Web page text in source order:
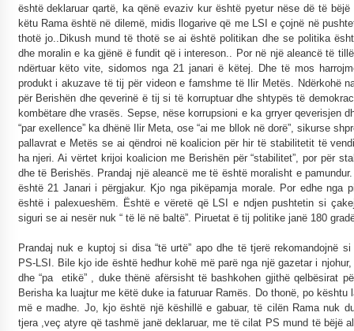
është deklaruar qartë, ka qënë evaziv kur është pyetur nëse dë të
këtu Rama është në dilemë, midis llogarive që me LSI e çojnë në
thotë jo..Dikush mund të thotë se ai është politikan dhe se politika
dhe moralin e ka gjënë ë fundit që i intereson.. Por në një aleancë të
ndërtuar këto vite, sidomos nga 21 janari ë këtej. Dhe të mos
produkt i akuzave të tij për videon e famshme të Ilir Metës. Ndërkohë
për Berishën dhe qeverinë ë tij si të korruptuar dhe shtypës të
kombëtare dhe vrasës. Sepse, nëse korrupsioni e ka grryer qeverisjen
“par exellence” ka dhënë Ilir Meta, ose “ai me bllok në dorë”, sikurse
pallavrat e Metës se ai qëndroi në koalicion për hir të stabilitetit të
ha njeri. Ai vërtet krijoi koalicion me Berishën për “stabilitet”, por për
dhe të Berishës. Prandaj një aleancë me të është moralisht e
është 21 Janari i përgjakur. Kjo nga pikëpamja morale. Por edhe nga
është i palexueshëm. Është e vëretë që LSI e ndjen pushtetin si
siguri se ai nesër nuk “ të lë në baltë”. Piruetat ë tij politike janë 180
Prandaj nuk e kuptoj si disa “të urtë” apo dhe të tjerë rekomandojnë
PS-LSI. Bile kjo ide është hedhur kohë më parë nga një gazetar i
dhe “pa etikë” , duke thënë afërsisht të bashkohen gjithë qelbësirat
Berisha ka luajtur me këtë duke ia faturuar Ramës. Do thonë, po kështu
më e madhe. Jo, kjo është një këshillë e gabuar, të cilën Rama nuk
tjera ,veç atyre që tashmë janë deklaruar, me të cilat PS mund të bëjë